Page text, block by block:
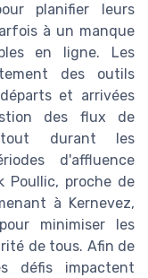
planifier leurs
à un manque
en ligne. Les
des outils
et arrivées
des flux de
durant les
d'affluence
Poullic, proche de
à Kernevez,
minimiser les
de tous. Afin de
défis impactent